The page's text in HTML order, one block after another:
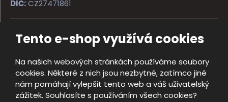
Tento e-shop využívá cookies
Na našich webových stránkách používáme soubory
cookies. Některé z nich jsou nezbytné, zatímco jiné
nám pomáhají vylepšit tento web a váš uživatelský
zážitek. Souhlasíte s používáním všech cookies?
DIČ:CZ27471861
© 2026, ESAKO SÝKORA ARMS s.r.o.
Mapa stránek
Vyrobila
B